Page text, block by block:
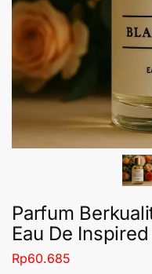
Parfum
Eau De
Rp60.685